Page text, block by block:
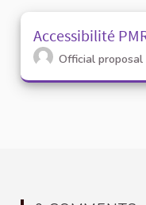
Accessibilité
Official proposal